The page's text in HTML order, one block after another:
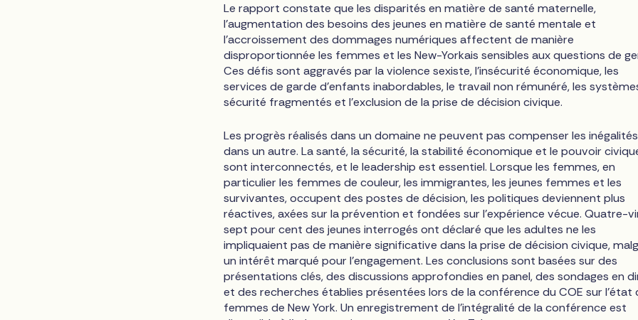
Le rapport constate que les disparités en matière de santé maternelle,
l'augmentation des besoins des jeunes en matière de santé mentale et
l'accroissement des dommages numériques affectent de manière
disproportionnée les femmes et les New-Yorkais sensibles aux questions de
Ces défis sont aggravés par la violence sexiste, l'insécurité économique, les
services de garde d'enfants inabordables, le travail non rémunéré, les
sécurité fragmentés et l'exclusion de la prise de décision civique.
Les progrès réalisés dans un domaine ne peuvent pas compenser les inégalités
dans un autre. La santé, la sécurité, la stabilité économique et le pouvoir
sont interconnectés, et le leadership est essentiel. Lorsque les femmes, en
particulier les femmes de couleur, les immigrantes, les jeunes femmes et les
survivantes, occupent des postes de décision, les politiques deviennent plus
réactives, axées sur la prévention et fondées sur l'expérience vécue. Quatre-
sept pour cent des jeunes interrogés ont déclaré que les adultes ne les
impliquaient pas de manière significative dans la prise de décision civique,
un intérêt marqué pour l'engagement. Les conclusions sont basées sur des
présentations clés, des discussions approfondies en panel, des sondages en
et des recherches établies présentées lors de la conférence du COE sur l'état
femmes de New York. Un enregistrement de l'intégralité de la conférence est